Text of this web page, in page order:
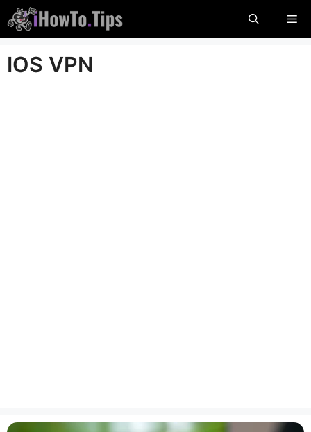
텐
츠
로
메
IOS VPN